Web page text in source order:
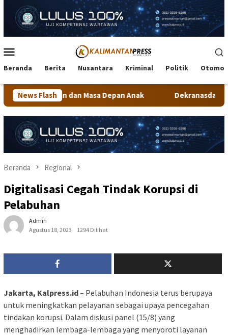
konten
Mobile
Beranda Berita Nusantara Kriminal Politik
News Flash
Masa Depan Anak Dekranasda Tarakan Matangkan
Beranda Regional
Digitalisasi Cegah Tindak Korupsi di
Pelabuhan
Admin
Agustus 18, 2023
1294 Dilihat
Jakarta, Kalpress.id – Pelabuhan Indonesia terus berupaya
untuk meningkatkan pelayanan sebagai upaya pencegahan
tindakan korupsi. Dalam diskusi panel (15/8) yang
menghadirkan lembaga-lembaga yang menyoroti layanan